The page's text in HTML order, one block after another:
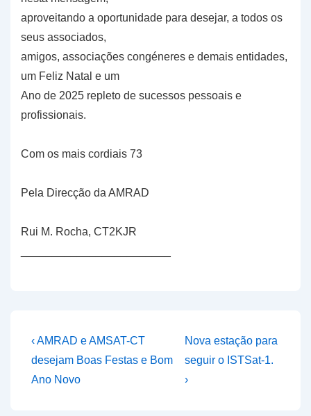
aproveitando a oportunidade para desejar, a todos os
seus associados,
amigos, associações congéneres e demais entidades,
um Feliz Natal e um
Ano de 2025 repleto de sucessos pessoais e
profissionais.
Com os mais cordiais 73
Pela Direcção da AMRAD
Rui M. Rocha, CT2KJR
Navegação
de
artigos
Previous
Post
is
‹ AMRAD e AMSAT-CT
desejam Boas Festas e Bom
Ano Novo
Next
Post
is
Nova estação para
seguir o ISTSat-1.
›